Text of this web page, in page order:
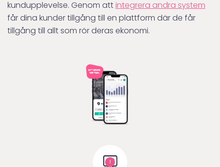
kundupplevelse. Genom attintegrera andra system
får dina kunder tillgång till en plattform där de får
tillgång till allt som rör deras ekonomi.
1